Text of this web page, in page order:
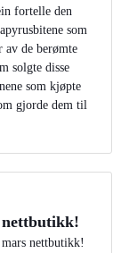
fortelle den
som
av de berømte
solgte disse
som kjøpte
gjorde dem til
nettbutikk!
nettbutikk!